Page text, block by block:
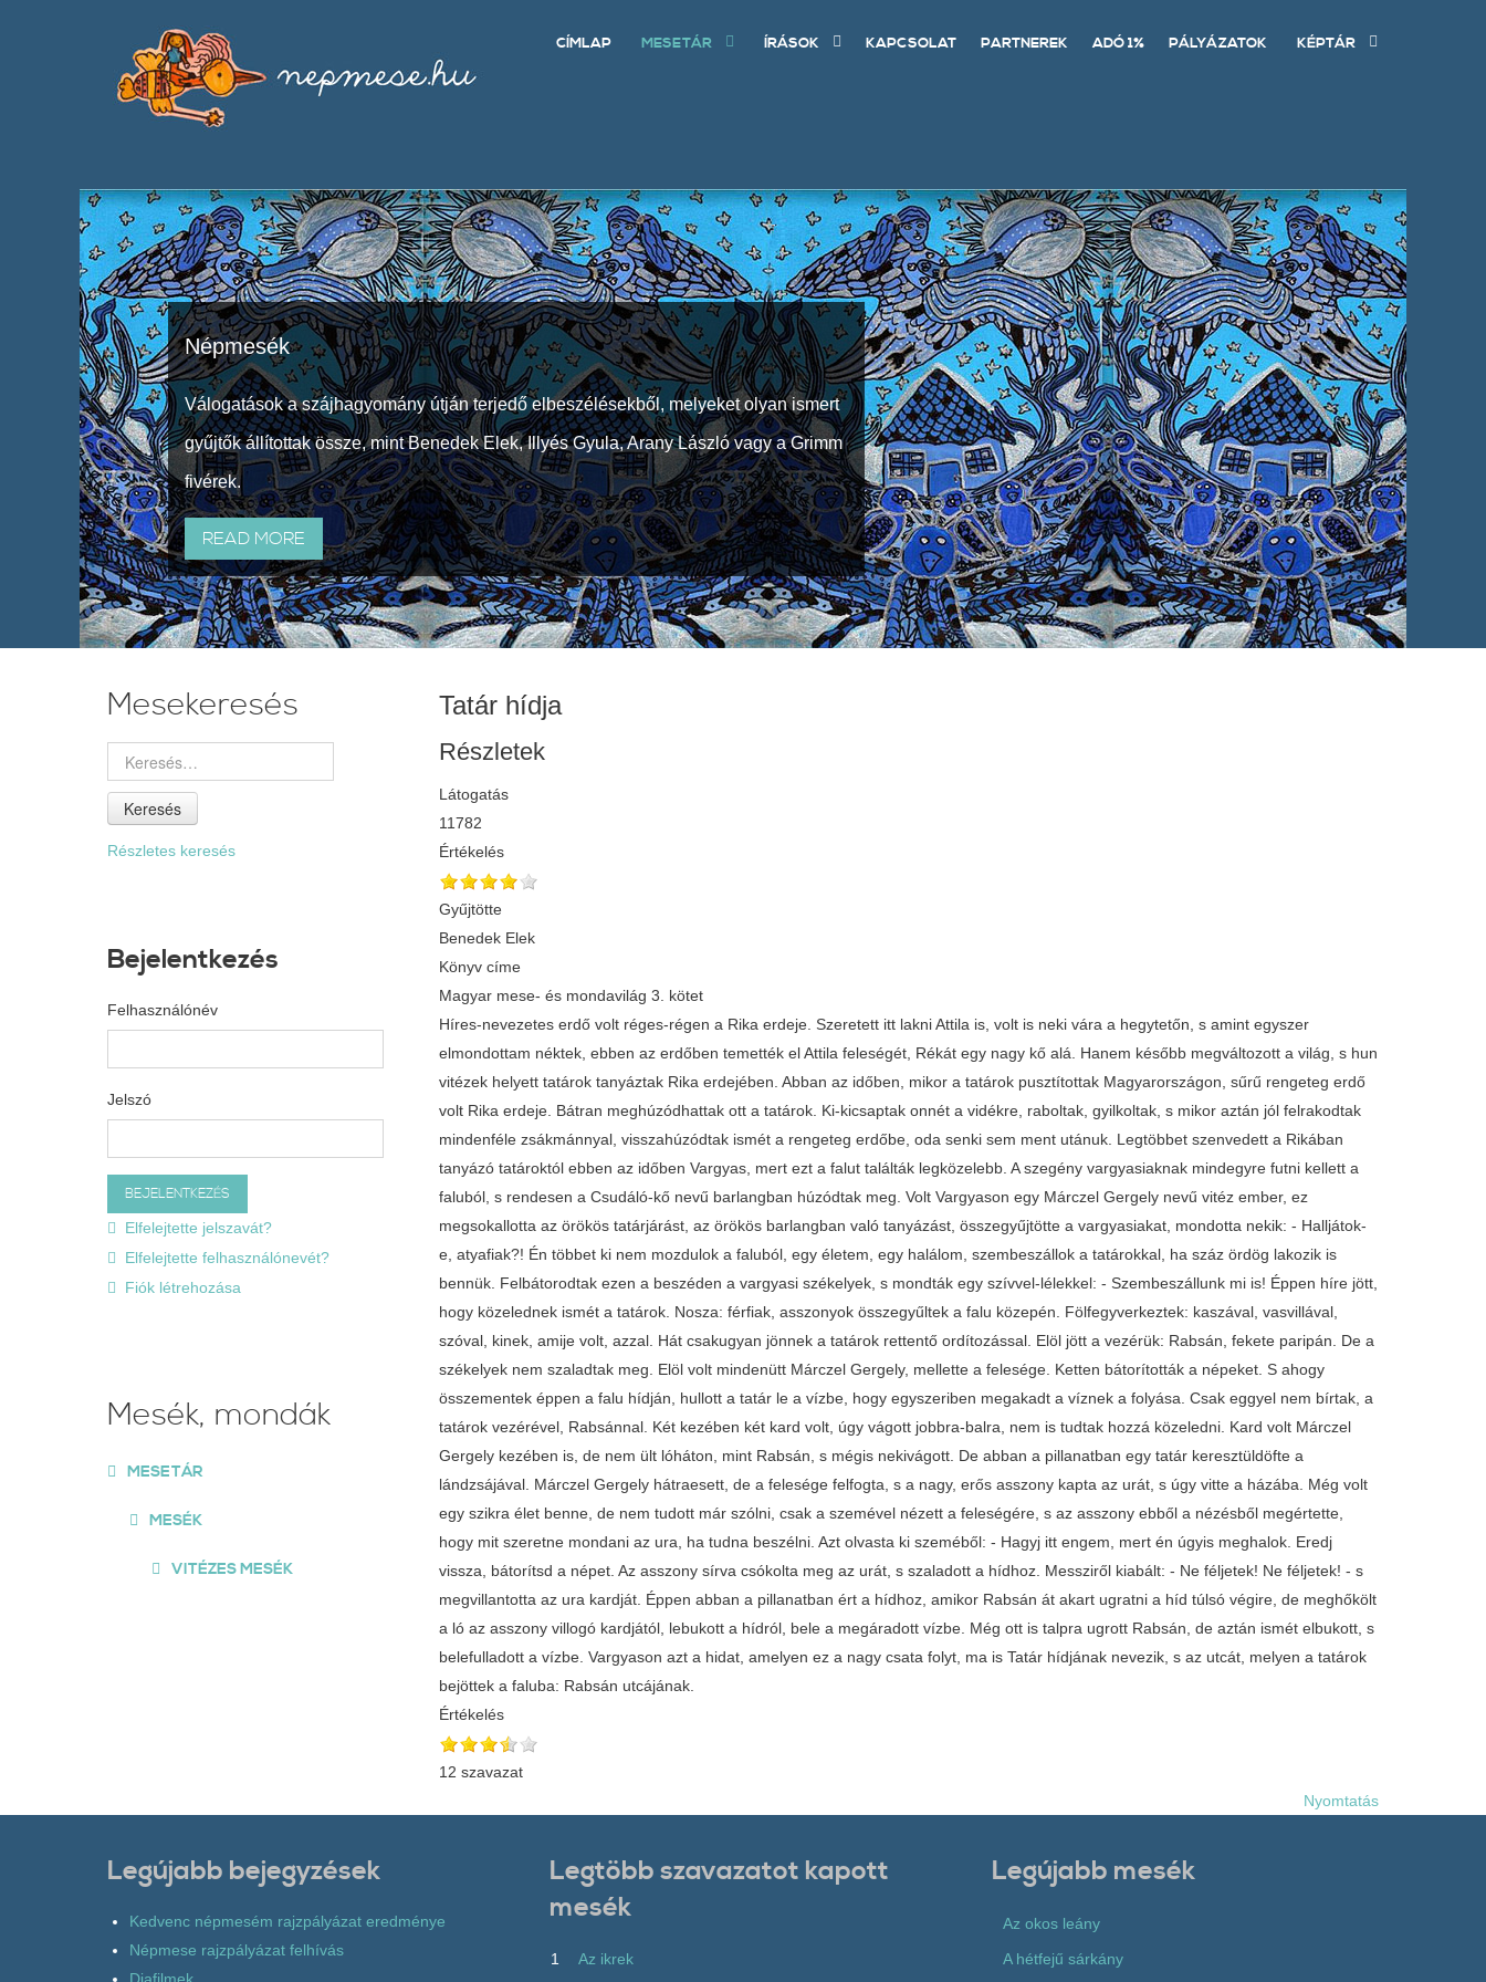
CÍMLAP MESETÁR ÍRÁSOK KAPCSOLAT PARTNEREK ADÓ 1% PÁLYÁZATOK KÉPTÁR
Népmesék
Válogatások a szájhagyomány útján terjedő elbeszélésekből, melyeket olyan ismert
gyűjtők állítottak össze, mint Benedek Elek, Illyés Gyula, Arany László vagy a Grimm
fivérek.
READ MORE
Tatár hídja
Részletek
Látogatás
11782
Értékelés
Gyűjtötte
Benedek Elek
Könyv címe
Magyar mese- és mondavilág 3. kötet
Híres-nevezetes erdő volt réges-régen a Rika erdeje. Szeretett itt lakni Attila is, volt is neki vára a hegytetőn, s amint egyszer
elmondottam néktek, ebben az erdőben temették el Attila feleségét, Rékát egy nagy kő alá. Hanem később megváltozott a világ, s hun
vitézek helyett tatárok tanyáztak Rika erdejében. Abban az időben, mikor a tatárok pusztítottak Magyarországon, sűrű rengeteg erdő
volt Rika erdeje. Bátran meghúzódhattak ott a tatárok. Ki-kicsaptak onnét a vidékre, raboltak, gyilkoltak, s mikor aztán jól felrakodtak
mindenféle zsákmánnyal, visszahúzódtak ismét a rengeteg erdőbe, oda senki sem ment utánuk. Legtöbbet szenvedett a Rikában
tanyázó tatároktól ebben az időben Vargyas, mert ezt a falut találták legközelebb. A szegény vargyasiaknak mindegyre futni kellett a
faluból, s rendesen a Csudáló-kő nevű barlangban húzódtak meg. Volt Vargyason egy Márczel Gergely nevű vitéz ember, ez
megsokallotta az örökös tatárjárást, az örökös barlangban való tanyázást, összegyűjtötte a vargyasiakat, mondotta nekik: - Halljátok-
e, atyafiak?! Én többet ki nem mozdulok a faluból, egy életem, egy halálom, szembeszállok a tatárokkal, ha száz ördög lakozik is
bennük. Felbátorodtak ezen a beszéden a vargyasi székelyek, s mondták egy szívvel-lélekkel: - Szembeszállunk mi is! Éppen híre jött,
hogy közelednek ismét a tatárok. Nosza: férfiak, asszonyok összegyűltek a falu közepén. Fölfegyverkeztek: kaszával, vasvillával,
szóval, kinek, amije volt, azzal. Hát csakugyan jönnek a tatárok rettentő ordítozással. Elöl jött a vezérük: Rabsán, fekete paripán. De a
székelyek nem szaladtak meg. Elöl volt mindenütt Márczel Gergely, mellette a felesége. Ketten bátorították a népeket. S ahogy
összementek éppen a falu hídján, hullott a tatár le a vízbe, hogy egyszeriben megakadt a víznek a folyása. Csak eggyel nem bírtak, a
tatárok vezérével, Rabsánnal. Két kezében két kard volt, úgy vágott jobbra-balra, nem is tudtak hozzá közeledni. Kard volt Márczel
Gergely kezében is, de nem ült lóháton, mint Rabsán, s mégis nekivágott. De abban a pillanatban egy tatár keresztüldöfte a
lándzsájával. Márczel Gergely hátraesett, de a felesége felfogta, s a nagy, erős asszony kapta az urát, s úgy vitte a házába. Még volt
egy szikra élet benne, de nem tudott már szólni, csak a szemével nézett a feleségére, s az asszony ebből a nézésből megértette,
hogy mit szeretne mondani az ura, ha tudna beszélni. Azt olvasta ki szeméből: - Hagyj itt engem, mert én úgyis meghalok. Eredj
vissza, bátorítsd a népet. Az asszony sírva csókolta meg az urát, s szaladott a hídhoz. Messziről kiabált: - Ne féljetek! Ne féljetek! - s
megvillantotta az ura kardját. Éppen abban a pillanatban ért a hídhoz, amikor Rabsán át akart ugratni a híd túlsó végire, de meghőkölt
a ló az asszony villogó kardjától, lebukott a hídról, bele a megáradott vízbe. Még ott is talpra ugrott Rabsán, de aztán ismét elbukott, s
belefulladott a vízbe. Vargyason azt a hidat, amelyen ez a nagy csata folyt, ma is Tatár hídjának nevezik, s az utcát, melyen a tatárok
bejöttek a faluba: Rabsán utcájának.
Értékelés
12 szavazat
Nyomtatás
Mesekeresés
Keresés
Részletes keresés
Bejelentkezés
Felhasználónév
Jelszó
Elfelejtette jelszavát?
Elfelejtette felhasználónevét?
Fiók létrehozása
Mesék, mondák
MESETÁR
MESÉK
VITÉZES MESÉK
Legújabb bejegyzések
Kedvenc népmesém rajzpályázat eredménye
Népmese rajzpályázat felhívás
Legtöbb szavazatot kapott
mesék
1
Az ikrek
Legújabb mesék
Az okos leány
A hétfejű sárkány